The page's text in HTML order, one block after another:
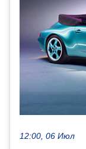
12:00, 06 Июл